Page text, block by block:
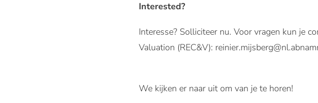
Interested?
Interesse? Solliciteer nu. Voor vragen kun je
Valuation (REC&V):
We kijken er naar uit om van je te horen!